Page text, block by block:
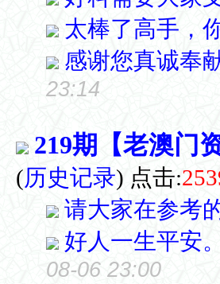
太棒了高手，
感谢您真诚奉
23:14
219期【老澳门
(历史记录) 点击:
请大家在参考
好人一生平安
08-06 23:00